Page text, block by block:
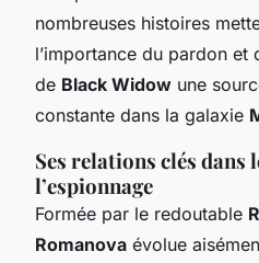
nombreuses histoires
l’importance du pardon
de Black Widow une
constante dans la galaxie
Ses relations clés dans
l’espionnage
Formée par le redoutable
Romanova évolue